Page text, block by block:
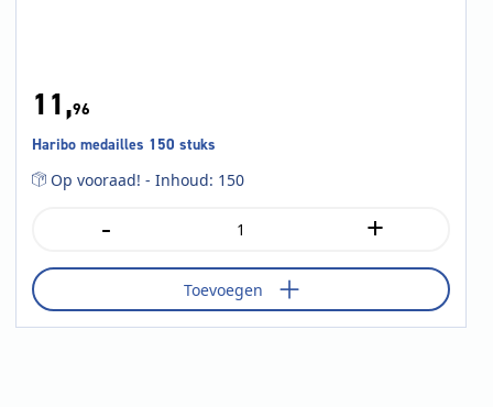
11,96
Haribo medailles 150 stuks
Op vooraad! - Inhoud: 150
-
150
aantal
+
Toevoegen